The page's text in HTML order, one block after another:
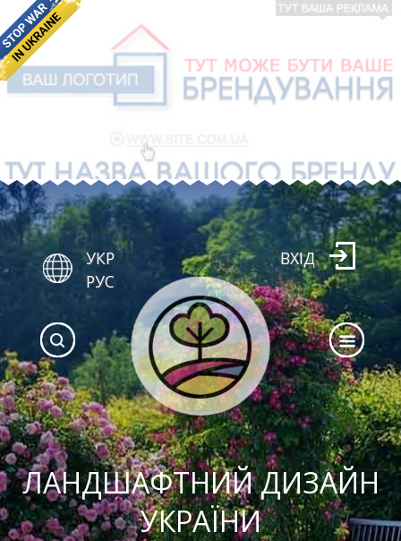
ЛАНДШАФТНИЙ ДИЗАЙН
УКРАЇНИ
УКР
РУС
ВХІД